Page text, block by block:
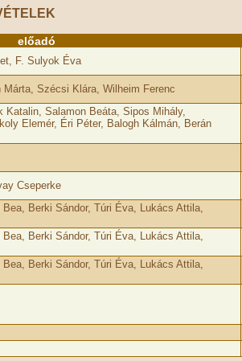
előadó
F. Sulyok Éva
Szécsi Klára, Wilheim Ferenc
Katalin, Salamon Beáta, Sipos Mihály,
Elemér, Éri Péter, Balogh Kálmán, Berán
Cseperke
Berki Sándor, Túri Éva, Lukács Attila,
Berki Sándor, Túri Éva, Lukács Attila,
Berki Sándor, Túri Éva, Lukács Attila,